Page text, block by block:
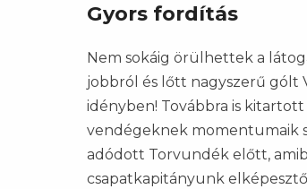
Gyors fordítás
Nem sokáig örülhettek a
jobbról és lőtt nagyszerű gólt
idényben! Továbbra is
vendégeknek momentumaik
adódott Torvundék előtt,
csapatkapitányunk